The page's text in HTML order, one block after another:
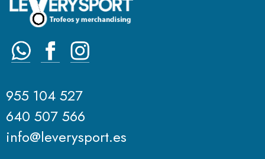
955 104 527
640 507 566
info@leverysport.es